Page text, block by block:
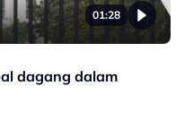
01:28
dagang dalam